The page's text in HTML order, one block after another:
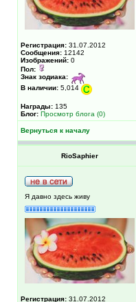
Регистрация: 31.07.2012
Сообщения: 12142
Изображений: 0
Пол:
Знак зодиака:
В наличии: 5,014
Награды: 135
Блог: Просмотр блога (0)
Вернуться к началу
RioSaphier
Я давно здесь живу
Регистрация: 31.07.2012